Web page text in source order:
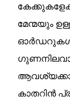
മേന്മയും
ഓർഡറുകൾ
കാതറിൻ